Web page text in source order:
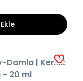
Damla | Kemik
- 20 ml